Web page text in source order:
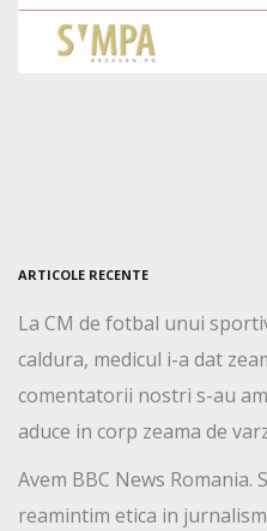
ARTICOLE RECENTE
La CM de fotbal unui
caldura, medicul i-a dat
comentatorii nostri s-au
aduce in corp zeama de
Avem BBC News Romania.
reamintim etica in